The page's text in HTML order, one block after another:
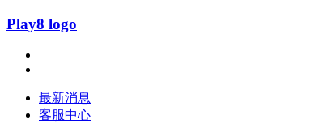
Play8 logo
最新消息
客服中心